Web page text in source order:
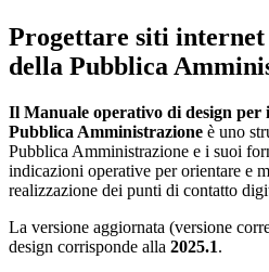
Progettare siti
della Pubblica
Il Manuale operativo di design per
Pubblica Amministrazione è uno
Pubblica Amministrazione e i suoi
indicazioni operative per orientare e
realizzazione dei punti di contatto
La versione aggiornata (versione
design corrisponde alla 2025.1.